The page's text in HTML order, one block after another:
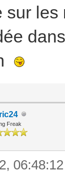
sur les
Freak
06:48:12